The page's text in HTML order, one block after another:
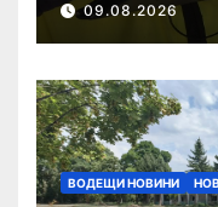
09.08.2026
ВОДЕЩИ НОВИНИ